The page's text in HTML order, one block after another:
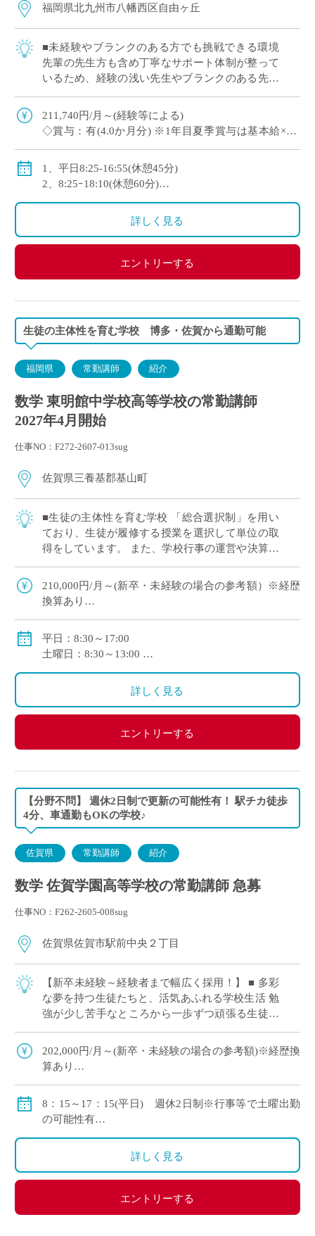
福岡県北九州市八幡西区自由ヶ丘
■未経験やブランクのある方でも挑戦できる環境
先輩の先生方も含め丁寧なサポート体制が整って
いるため、経験の浅い先生やブランクのある先生
務の効率化も目指しており、システムの使 […]
211,740円/月～(経験等による)
◇賞与：有(4.0か月分) ※1年目夏季賞与は基本給×2.0
◇手当：通勤手当、住宅手当、扶養手当 、調整手当、
担任手当、部活動手当
・10年目：約520万
1、平日8:25-16:55(休憩45分)
2、8:25ｰ18:10(休憩60分)
土曜日8:25-12:55(休憩なし)
年間変形労働時間制
◇休日：第2・第4土曜日、日・祝日、その他学校スケ
詳しく見る
エントリーする
生徒の主体性を育む学校 博多・佐賀から通勤可能
福岡県 常勤講師 紹介
数学 東明館中学校高等学校の常勤講師
2027年4月開始
仕事NO：F272-2607-013sug
佐賀県三養基郡基山町
■生徒の主体性を育む学校 「総合選択制」を用い
ており、生徒が履修する授業を選択して単位の取
得をしています。 また、学校行事の運営や決算な
サポートをしていただき、生徒一人ひとり […]
210,000円/月～(新卒・未経験の場合の参考額）※経歴
換算あり
手当：
交通費全額支給
平日：8:30～17:00
土曜日：8:30～13:00
土曜日はイベント・課外授業を除き原則、出勤の必
詳しく見る
エントリーする
【分野不問】 週休2日制で更新の可能性有！ 駅チカ徒歩
4分、車通勤もOKの学校♪
佐賀県 常勤講師 紹介
数学 佐賀学園高等学校の常勤講師 急募
仕事NO：F262-2605-008sug
佐賀県佐賀市駅前中央２丁目
【新卒未経験～経験者まで幅広く採用！】 ■ 多彩
な夢を持つ生徒たちと、活気あふれる学校生活 勉
強が少し苦手なところから一歩ずつ頑張る生徒さ
向かう生徒さんまで、多様な生徒さんが通 […]
202,000円/月～(新卒・未経験の場合の参考額)※経歴換
算あり
時間外労働手当、調整手当、住宅手当、扶養手当、特
◇モデル月収
40歳の方：381,000円/月(諸手当含む)
8：15～17：15(平日) 週休2日制※行事等で土曜出勤
の可能性有
詳しく見る
エントリーする